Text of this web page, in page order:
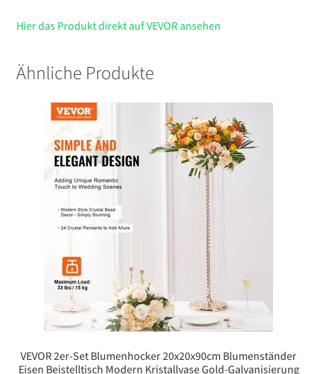
Hier das Produkt direkt auf VEVOR ansehen
Ähnliche Produkte
VEVOR 2er-Set Blumenhocker 20x20x90cm Blumenständer
Eisen Beistelltisch Modern Kristallvase Gold-Galvanisierung